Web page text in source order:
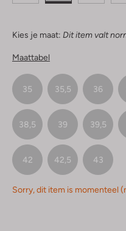
Kies je maat: Dit item valt
Maattabel
35 35,5 36
38,5 39 39,5
42 42,5 43
Sorry, dit item is momenteel